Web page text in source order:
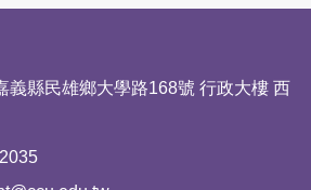
縣民雄鄉大學路168號 行政大樓 西